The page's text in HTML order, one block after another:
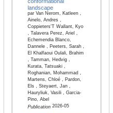
landscape
par Van Nerom, Katleen ,
Ainelo, Andres ,
Coppieters'T Wallant, Kyo
, Talavera Perez, Ariel ,
Echemendia Blanco,
Dannele , Peeters, Sarah ,
El Khalfaoui Oulali, Brahim
, Tamman, Hedvig ,
Kurata, Tatsuaki ,
Roghanian, Mohammad ,
Martens, Chloé , Pardon,
Els , Steyaert, Jan ,
Hauryliuk, Vasili , Garcia-
Pino, Abel
Publication2026-05